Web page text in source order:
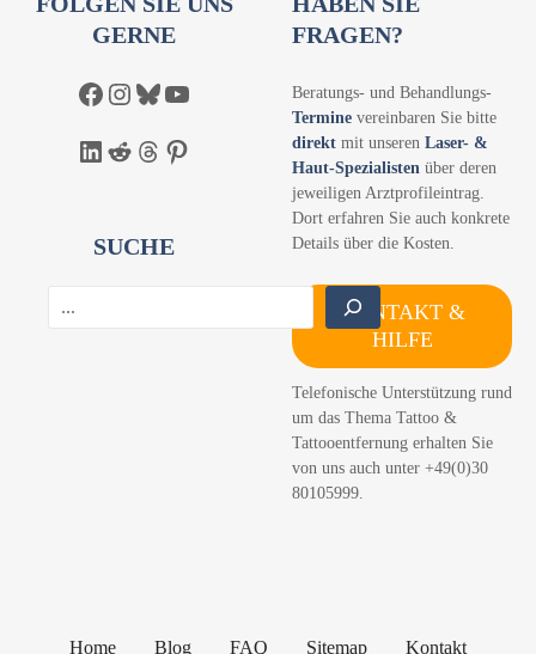
GERNE
Facebook Instagram Bluesky YouTube
LinkedIn Reddit Threads Pinterest
SUCHE
FRAGEN?
Beratungs- und Behandlungs-
Termine vereinbaren Sie bitte
direkt mit unseren Laser- &
Haut-Spezialisten über deren
jeweiligen Arztprofileintrag.
Dort erfahren Sie auch konkrete
Details über die Kosten.
KONTAKT &
HILFE
Telefonische Unterstützung rund
um das Thema Tattoo &
Tattooentfernung erhalten Sie
von uns auch unter +49(0)30
80105999.
Home Blog FAQ Sitemap Kontakt